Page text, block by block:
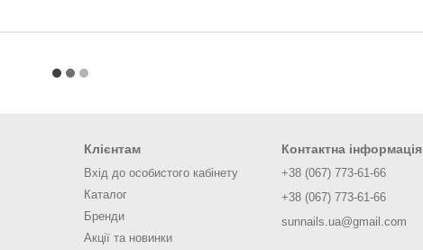
Клієнтам
Вхід до особистого кабінету
Каталог
Бренди
Акції та новинки
Контактна інформація
+38 (067) 773-61-66
+38 (067) 773-61-66
sunnails.ua@gmail.com